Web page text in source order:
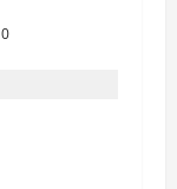
0